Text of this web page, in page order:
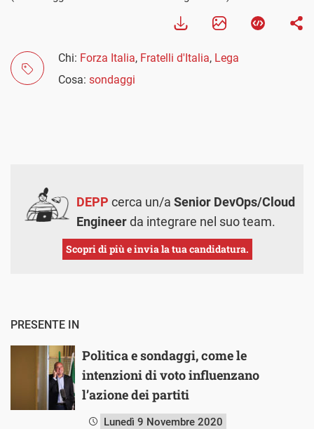
Chi: Forza Italia, Fratelli d'Italia, Lega
Cosa: sondaggi
DEPP cerca un/a Senior DevOps/Cloud
Engineerda integrare nel suo team.
Scopri di più e invia la tua candidatura.
PRESENTE IN
Politica e sondaggi, come le
intenzioni di voto influenzano
l’azione dei partiti
Lunedì 9 Novembre 2020